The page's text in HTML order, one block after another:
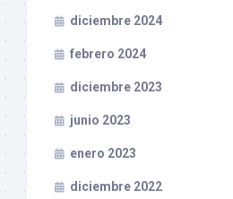
diciembre 2024
febrero 2024
diciembre 2023
junio 2023
enero 2023
diciembre 2022